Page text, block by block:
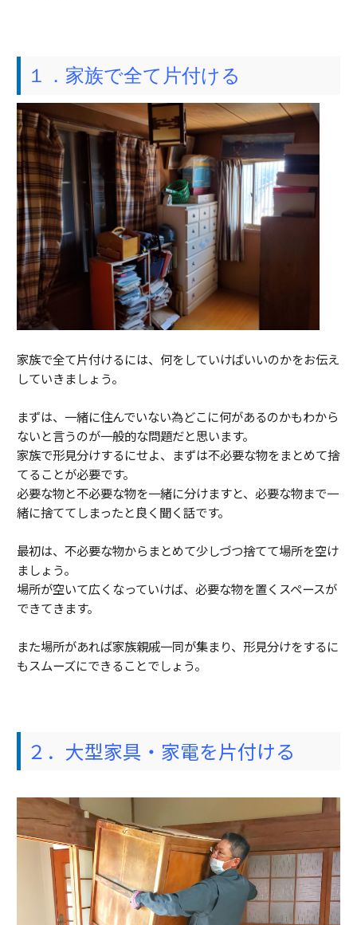
１．家族で全て片付ける
家族で全て片付けるには、何をしていけばいいのかをお伝え
していきましょう。
まずは、一緒に住んでいない為どこに何があるのかもわから
ないと言うのが一般的な問題だと思います。
家族で形見分けするにせよ、まずは不必要な物をまとめて捨
てることが必要です。
必要な物と不必要な物を一緒に分けますと、必要な物まで一
緒に捨ててしまったと良く聞く話です。
最初は、不必要な物からまとめて少しづつ捨てて場所を空け
ましょう。
場所が空いて広くなっていけば、必要な物を置くスペースが
できてきます。
また場所があれば家族親戚一同が集まり、形見分けをするに
もスムーズにできることでしょう。
２．大型家具・家電を片付ける